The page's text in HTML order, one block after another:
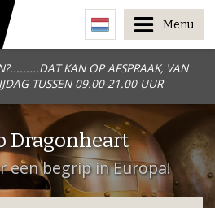
KAN OP AFSPRAAK, VAN
TUSSEN 09.00-21.00 UUR
Menu
Dragonheart
een begrip in Europa!